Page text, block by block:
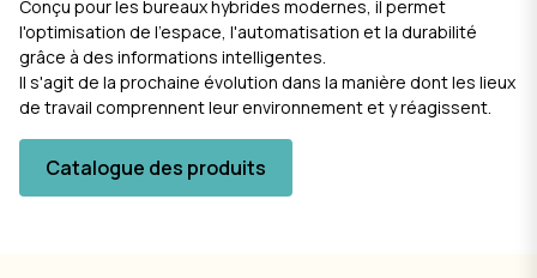
Conçu pour les bureaux hybrides modernes, il permet
l'optimisation de l'espace, l'automatisation et la durabilité
grâce à des informations intelligentes.
Il s'agit de la prochaine évolution dans la manière dont les lieux
de travail comprennent leur environnement et y réagissent.
Catalogue des produits